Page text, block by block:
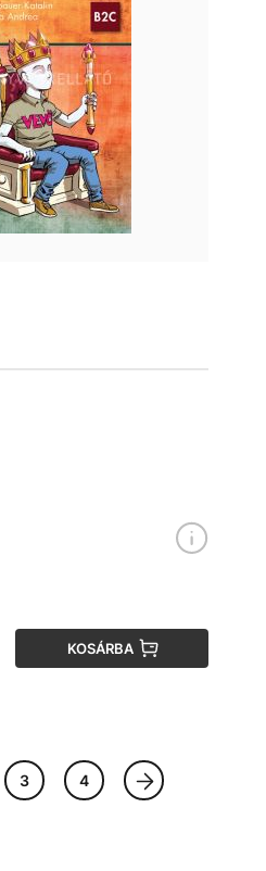
KOSÁRBA
3 4